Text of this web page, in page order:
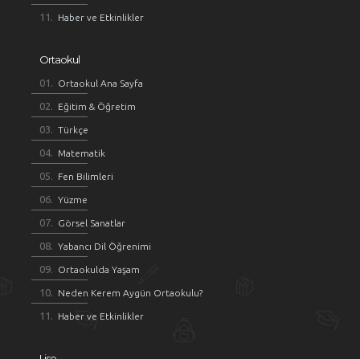
Haber ve Etkinlikler
Ortaokul
Ortaokul Ana Sayfa
Eğitim & Öğretim
Türkçe
Matematik
Fen Bilimleri
Yüzme
Görsel Sanatlar
Yabancı Dil Öğrenimi
Ortaokulda Yaşam
Neden Kerem Aygün Ortaokulu?
Haber ve Etkinlikler